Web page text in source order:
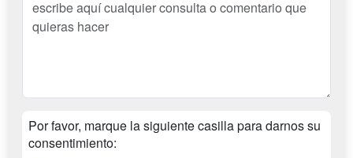
Por favor, marque la siguiente casilla para darnos su
consentimiento: